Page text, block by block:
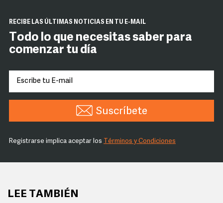
RECIBE LAS ÚLTIMAS NOTICIAS EN TU E-MAIL
Todo lo que necesitas saber para
comenzar tu día
Suscríbete
Registrarse implica aceptar los Términos y Condiciones
LEE TAMBIÉN